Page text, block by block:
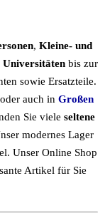
, Kleine- und
Universitäten bis zur
sowie Ersatzteile.
auch in Großen
Sie viele seltene
modernes Lager
Unser Online Shop
Artikel für Sie